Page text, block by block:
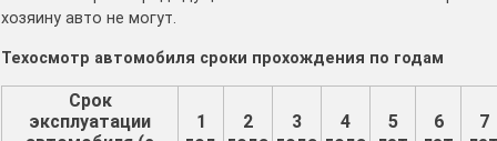
хозяину авто не могут.
Техосмотр автомобиля сроки прохождения по годам
Срок
эксплуатации
1
2
3
4
5
6
7